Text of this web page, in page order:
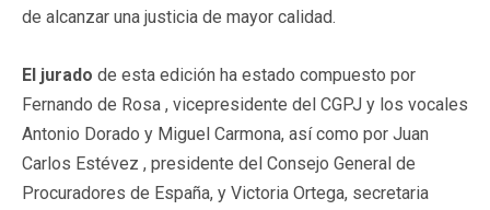
de alcanzar una justicia de mayor calidad.
El jurado de esta edición ha estado compuesto por
Fernando de Rosa , vicepresidente del CGPJ y los vocales
Antonio Dorado y Miguel Carmona, así como por Juan
Carlos Estévez , presidente del Consejo General de
Procuradores de España, y Victoria Ortega, secretaria